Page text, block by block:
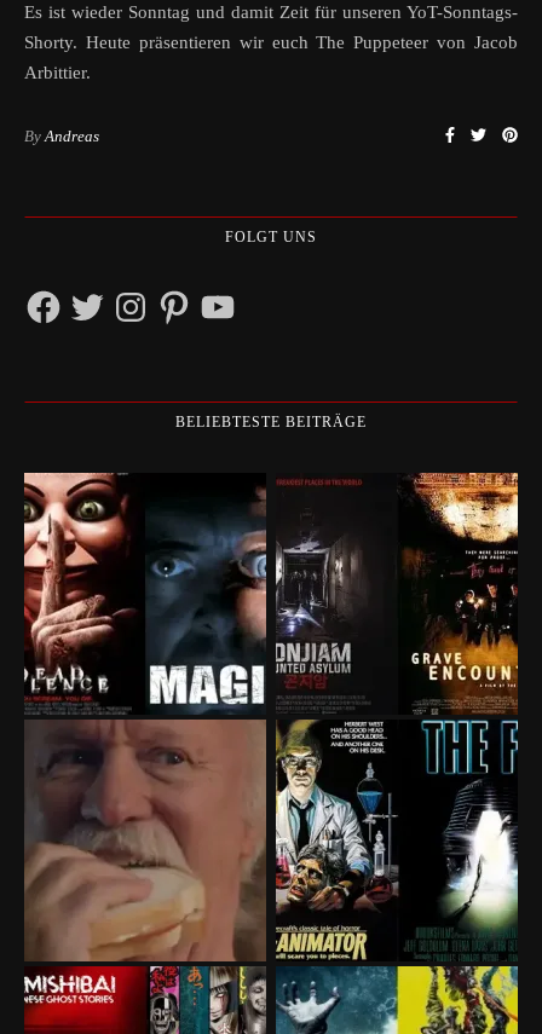
Es ist wieder Sonntag und damit Zeit für unseren YoT-Sonntags-
Shorty. Heute präsentieren wir euch The Puppeteer von Jacob
Arbittier.
By Andreas
FOLGT UNS
FacebookTwitterInstagramPinterestYouTube
BELIEBTESTE BEITRÄGE